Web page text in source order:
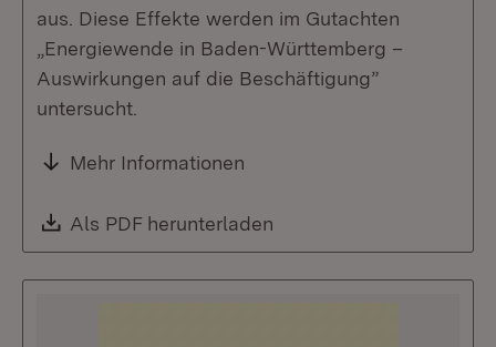
aus. Diese Effekte werden im Gutachten
„Energiewende in Baden-Württemberg –
Auswirkungen auf die Beschäftigung”
untersucht.
Mehr Informationen
Download:
Als PDF herunterladen